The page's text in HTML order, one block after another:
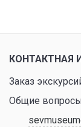
КОНТАКТНАЯ
Заказ
Общие